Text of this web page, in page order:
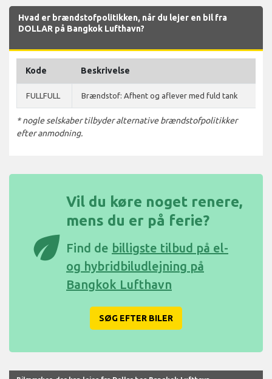
Hvad er brændstofpolitikken, når du lejer en bil fra
DOLLAR på Bangkok Lufthavn?
Kode Beskrivelse
FULLFULL Brændstof: Afhent og aflever med fuld tank
* nogle selskaber tilbyder alternative brændstofpolitikker
efter anmodning.
eco
Vil du køre noget renere,
mens du er på ferie?
Find de billigste tilbud på el-
og hybridbiludlejning på
Bangkok Lufthavn
SØG EFTER BILER